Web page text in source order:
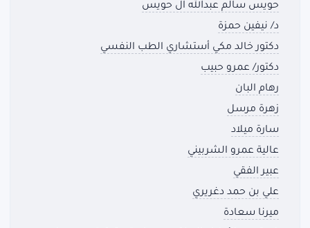
حويس سالم عبدالله ال حويس
د/ نيفين حمزة
دكتور خالد مكي أستشاري الطب النفسي
دكتور/ عمرو حبيب
رهام البان
زهرة مرسل
سارة ميلاد
عالية عمرو الشربيني
عبير الفقي
علي بن حمد دغريري
ميرنا سعادة